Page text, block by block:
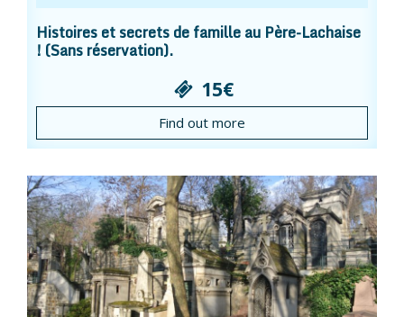
Histoires et secrets de famille au Père-Lachaise
! (Sans réservation).
15€
Find out more